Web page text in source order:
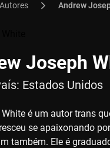
Autores Andrew
Joseph
Estados Unidos
é um autor trans
se apaixonando
também. Ele é